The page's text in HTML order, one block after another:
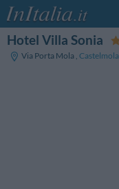
Hotel Villa Sonia
Via Porta Mola , Castelmola